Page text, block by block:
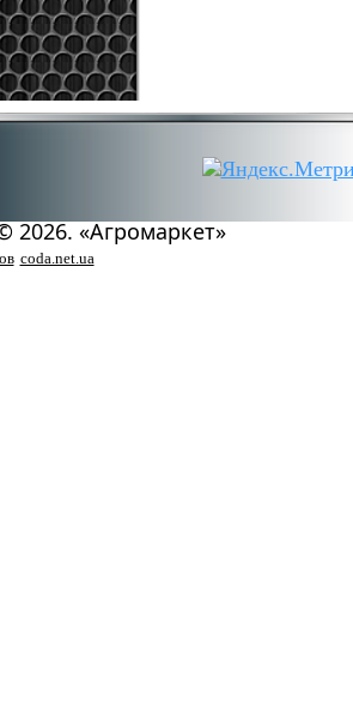
2026. «Агромаркет»
coda.net.ua